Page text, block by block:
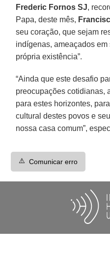
Frederic Fornos SJ,
Papa, deste mês,
seu coração, que sejam
indígenas, ameaçados
própria existência”.
“Ainda que este desafio
preocupações cotidianas,
para estes horizontes,
cultural destes povos e
nossa casa comum”,
⚠️ Comunicar erro